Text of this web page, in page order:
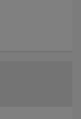
August 2026